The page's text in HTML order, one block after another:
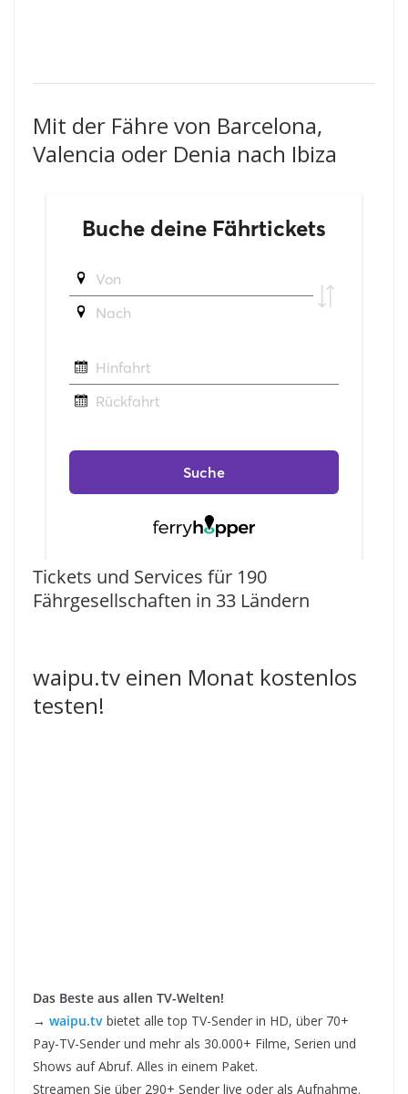
Mit der Fähre von Barcelona,
Valencia oder Denia nach Ibiza
Tickets und Services für 190
Fährgesellschaften in 33 Ländern
waipu.tv einen Monat kostenlos
testen!
Das Beste aus allen TV-Welten!
→ waipu.tv bietet alle top TV-Sender in HD, über 70+
Pay-TV-Sender und mehr als 30.000+ Filme, Serien und
Shows auf Abruf. Alles in einem Paket.
Streamen Sie über 290+ Sender live oder als Aufnahme.